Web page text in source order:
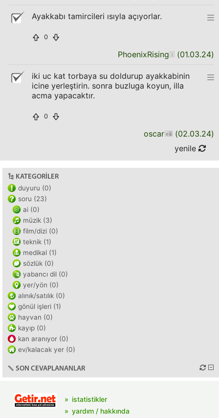
Ayakkabı tamircileri ısıyla açıyorlar.
0
PhoenixRising (01.03.24)
iki uc kat torbaya su doldurup ayakkabinin
icine yerleştirin. sonra buzluga koyun, illa
acma yapacaktır.
0
oscar (02.03.24)
yenile
KATEGORILER
duyuru (0)
soru (23)
ai (0)
müzik (3)
film/dizi (0)
teknik (1)
medikal (1)
sözlük (0)
yabancı dil (0)
yer/yön (0)
alınık/satılık (0)
gönül işleri (1)
hayvan (0)
kayıp (0)
kan aranıyor (0)
ev/kalacak yer (0)
SON CEVAPLANANLAR
istatistikler
yardım / hakkında